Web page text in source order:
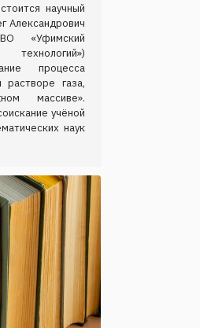
научный
Александрович
«Уфимский
процесса
газа,
массиве».
учёной
наук